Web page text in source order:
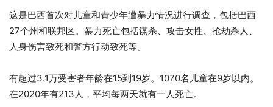
这是巴西首次对儿童和青少年遭暴力情况进行调查，包括巴西
27个州和联邦区。暴力死亡包括谋杀、攻击女性、抢劫杀人、
人身伤害致死和警方行动致死等。
有超过3.1万受害者年龄在15到19岁。1070名儿童在9岁以内。
在2020年有213人，平均每两天就有一人死亡。